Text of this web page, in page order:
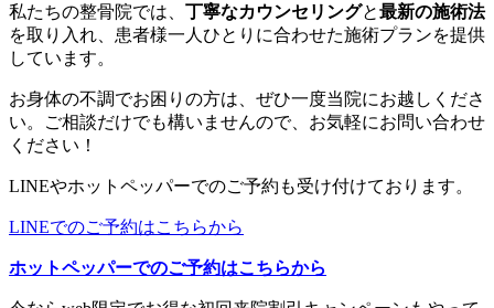
私たちの整骨院では、 丁寧なカウンセリングと最新の施術法
を取り入れ、患者様一人ひとりに合わせた施術プランを提供
しています。
お身体の不調でお困りの方は、ぜひ一度当院にお越しくださ
い。ご相談だけでも構いませんので、お気軽にお問い合わせ
ください！
LINEやホットペッパーでのご予約も受け付けております。
LINEでのご予約はこちらから
ホットペッパーでのご予約はこちらから